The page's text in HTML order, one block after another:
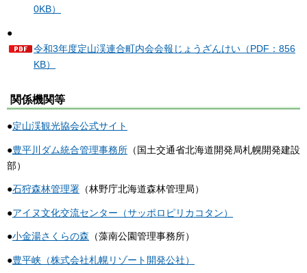
0KB）
●
令和3年度定山渓連合町内会会報じょうざんけい（PDF：856
KB）
関係機関等
●定山渓観光協会公式サイト
●豊平川ダム統合管理事務所 （国土交通省北海道開発局札幌開発建設
部）
●石狩森林管理署 （林野庁北海道森林管理局）
●アイヌ文化交流センター（サッポロピリカコタン）
●小金湯さくらの森 （藻南公園管理事務所）
●豊平峡（株式会社札幌リゾート開発公社）